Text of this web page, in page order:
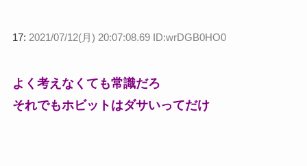
17: 2021/07/12(月) 20:07:08.69 ID:wrDGB0HO0
よく考えなくても常識だろ
それでもホビットはダサいってだけ